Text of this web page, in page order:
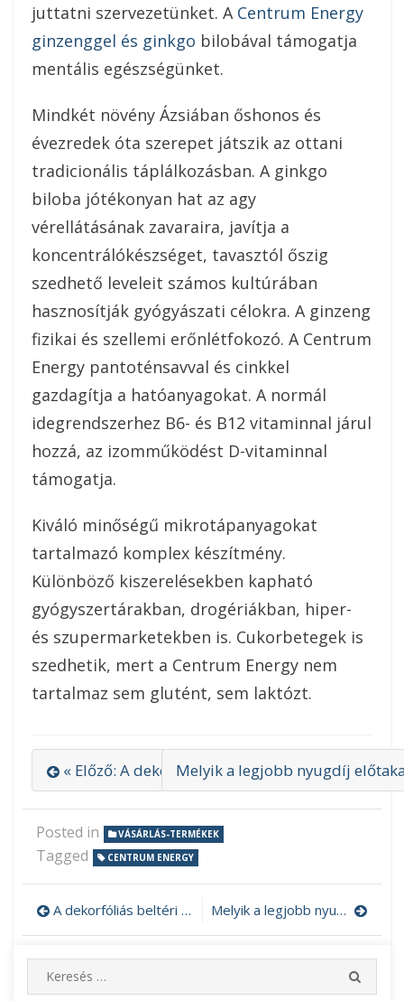
juttatni szervezetünket. A Centrum Energy
ginzenggel és ginkgo bilobával támogatja
mentális egészségünket.
Mindkét növény Ázsiában őshonos és
évezredek óta szerepet játszik az ottani
tradicionális táplálkozásban. A ginkgo
biloba jótékonyan hat az agy
vérellátásának zavaraira, javítja a
koncentrálókészséget, tavasztól őszig
szedhető leveleit számos kultúrában
hasznosítják gyógyászati célokra. A ginzeng
fizikai és szellemi erőnlétfokozó. A Centrum
Energy pantoténsavval és cinkkel
gazdagítja a hatóanyagokat. A normál
idegrendszerhez B6- és B12 vitaminnal járul
hozzá, az izomműködést D-vitaminnal
támogatja.
Kiváló minőségű mikrotápanyagokat
tartalmazó komplex készítmény.
Különböző kiszerelésekben kapható
gyógyszertárakban, drogériákban, hiper-
és szupermarketekben is. Cukorbetegek is
szedhetik, mert a Centrum Energy nem
tartalmaz sem glutént, sem laktózt.
« Előző: A dekorfóliás beltéri ajtók
Melyik a legjobb nyugdíj
Posted in VÁSÁRLÁS-TERMÉKEK
Tagged CENTRUM ENERGY
Bejegyzés
navigáció
A dekorfóliás beltéri ajtók esztétikusak,időtállóak Melyik a legjobb nyugdíj előtakarékossági forma? Egy pénzügyi tanácsadó segít dönteni
e
E